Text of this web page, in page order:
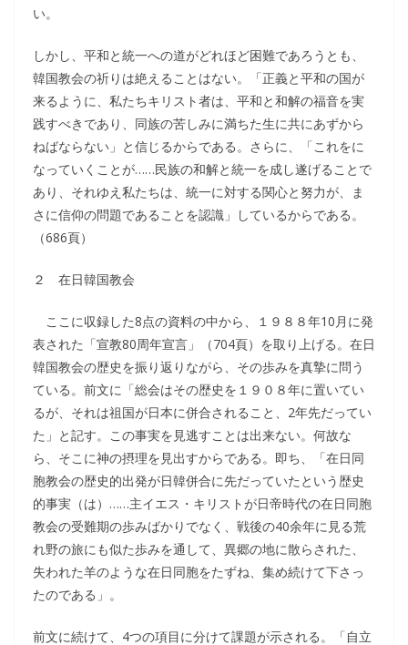
い。
しかし、平和と統一への道がどれほど困難であろうとも、
韓国教会の祈りは絶えることはない。「正義と平和の国が
来るように、私たちキリスト者は、平和と和解の福音を実
践すべきであり、同族の苦しみに満ちた生に共にあずから
ねばならない」と信じるからである。さらに、「これをに
なっていくことが……民族の和解と統一を成し遂げることで
あり、それゆえ私たちは、統一に対する関心と努力が、ま
さに信仰の問題であることを認識」しているからである。
（686頁）
２ 在日韓国教会
ここに収録した8点の資料の中から、１９８８年10月に発
表された「宣教80周年宣言」（704頁）を取り上げる。在日
韓国教会の歴史を振り返りながら、その歩みを真摯に問う
ている。前文に「総会はその歴史を１９０８年に置いてい
るが、それは祖国が日本に併合されること、2年先だってい
た」と記す。この事実を見逃すことは出来ない。何故な
ら、そこに神の摂理を見出すからである。即ち、「在日同
胞教会の歴史的出発が日韓併合に先だっていたという歴史
的事実（は）……主イエス・キリストが日帝時代の在日同胞
教会の受難期の歩みばかりでなく、戦後の40余年に見る荒
れ野の旅にも似た歩みを通して、異郷の地に散らされた、
失われた羊のような在日同胞をたずね、集め続けて下さっ
たのである」。
前文に続けて、4つの項目に分けて課題が示される。「自立